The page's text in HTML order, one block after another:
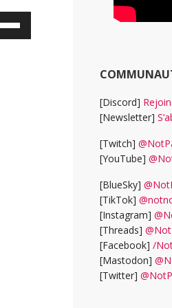
[Discord]
[Newsletter]
[Twitch]
[YouTube]
[BlueSky]
[TikTok]
[Instagram]
[Threads]
[Facebook] /
[Mastodon]
[Twitter]